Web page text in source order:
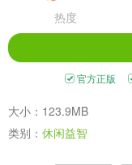
热度
官方正版
大小：123.9MB
类别： 休闲益智